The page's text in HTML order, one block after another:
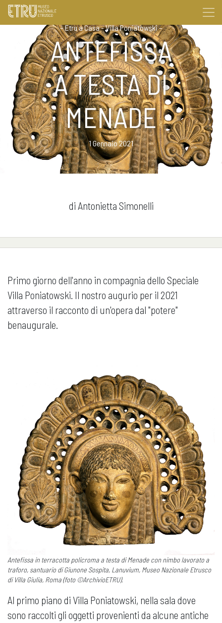
–Etru a Casa - Villa Poniatowski–
ANTEFISSA
A TESTA DI
MENADE
1 Gennaio 2021
di Antonietta Simonelli
Primo giorno dell'anno in compagnia dello Speciale
Villa Poniatowski. Il nostro augurio per il 2021
attraverso il racconto di un'opera dal "potere"
benaugurale.
Antefissa in terracotta policroma a testa di Menade con nimbo lavorato a
traforo, santuario di Giunone Sospita, Lanuvium, Museo Nazionale Etrusco
di Villa Giulia, Roma (foto ©ArchivioETRU).
Al primo piano di Villa Poniatowski, nella sala dove
sono raccolti gli oggetti provenienti da alcune antiche